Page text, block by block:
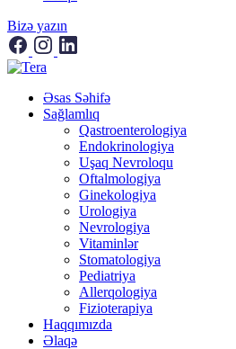
Bizə yazın
Əsas Səhifə
Sağlamlıq
Qastroenterologiya
Endokrinologiya
Uşaq Nevroloqu
Oftalmologiya
Ginekologiya
Urologiya
Nevrologiya
Vitaminlər
Stomatologiya
Pediatriya
Allerqologiya
Fizioterapiya
Haqqımızda
Əlaqə